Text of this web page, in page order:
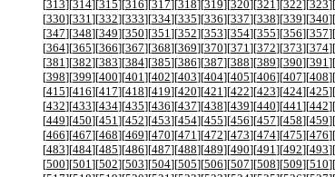
[313][314][315][316][317][318][319][320][321][322][323][
[330][331][332][333][334][335][336][337][338][339][340][
[347][348][349][350][351][352][353][354][355][356][357][
[364][365][366][367][368][369][370][371][372][373][374][
[381][382][383][384][385][386][387][388][389][390][391][
[398][399][400][401][402][403][404][405][406][407][408][
[415][416][417][418][419][420][421][422][423][424][425][
[432][433][434][435][436][437][438][439][440][441][442][
[449][450][451][452][453][454][455][456][457][458][459][
[466][467][468][469][470][471][472][473][474][475][476][
[483][484][485][486][487][488][489][490][491][492][493][
[500][501][502][503][504][505][506][507][508][509][510][